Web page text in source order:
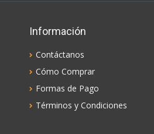
Información
Contáctanos
Cómo Comprar
Formas de Pago
Términos y Condiciones